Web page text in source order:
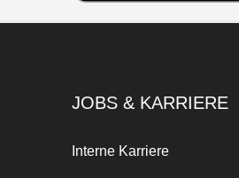
JOBS & KARRIERE
Interne Karriere